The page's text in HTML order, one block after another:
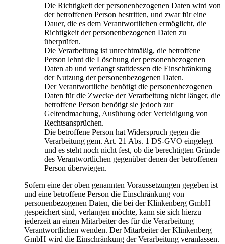
Die Richtigkeit der personenbezogenen Daten wird von
der betroffenen Person bestritten, und zwar für eine
Dauer, die es dem Verantwortlichen ermöglicht, die
Richtigkeit der personenbezogenen Daten zu
überprüfen.
Die Verarbeitung ist unrechtmäßig, die betroffene
Person lehnt die Löschung der personenbezogenen
Daten ab und verlangt stattdessen die Einschränkung
der Nutzung der personenbezogenen Daten.
Der Verantwortliche benötigt die personenbezogenen
Daten für die Zwecke der Verarbeitung nicht länger, die
betroffene Person benötigt sie jedoch zur
Geltendmachung, Ausübung oder Verteidigung von
Rechtsansprüchen.
Die betroffene Person hat Widerspruch gegen die
Verarbeitung gem. Art. 21 Abs. 1 DS-GVO eingelegt
und es steht noch nicht fest, ob die berechtigten Gründe
des Verantwortlichen gegenüber denen der betroffenen
Person überwiegen.
Sofern eine der oben genannten Voraussetzungen gegeben ist
und eine betroffene Person die Einschränkung von
personenbezogenen Daten, die bei der Klinkenberg GmbH
gespeichert sind, verlangen möchte, kann sie sich hierzu
jederzeit an einen Mitarbeiter des für die Verarbeitung
Verantwortlichen wenden. Der Mitarbeiter der Klinkenberg
GmbH wird die Einschränkung der Verarbeitung veranlassen.